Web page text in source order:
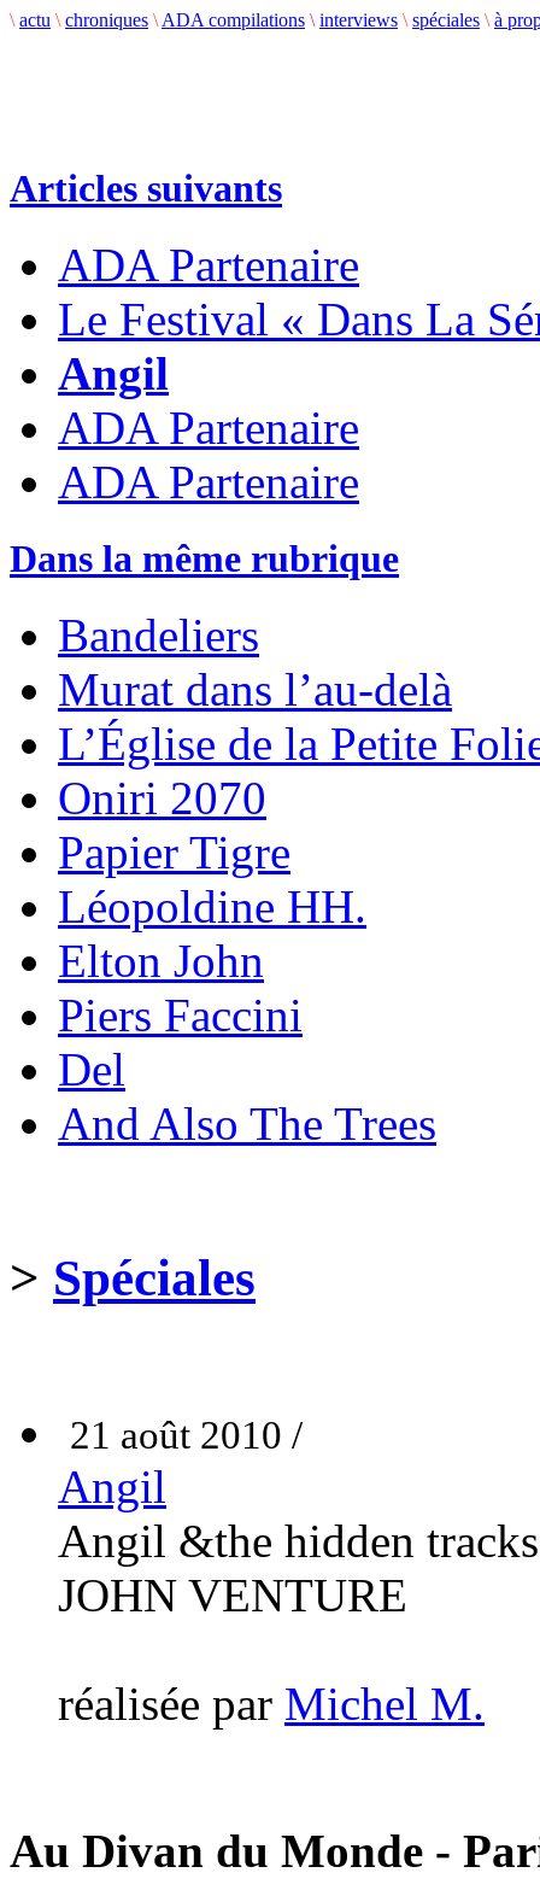
\ actu \ chroniques \ ADA compilations \ interviews \ spéciales \ à
Articles suivants
ADA Partenaire
Le Festival « Dans La
Angil
ADA Partenaire
ADA Partenaire
Dans la même rubrique
Bandeliers
Murat dans l’au-delà
L’Église de la Petite
Oniri 2070
Papier Tigre
Léopoldine HH.
Elton John
Piers Faccini
Del
And Also The Trees
> Spéciales
21 août 2010 /
Angil
Angil &the hidden
JOHN VENTURE
réalisée par Michel M.
Au Divan du Monde -